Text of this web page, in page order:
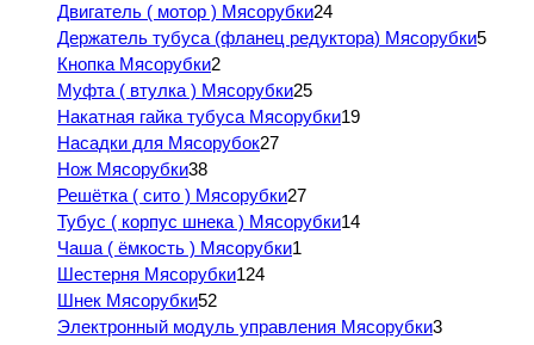
Двигатель ( мотор ) Мясорубки24
Держатель тубуса (фланец редуктора) Мясорубки5
Кнопка Мясорубки2
Муфта ( втулка ) Мясорубки25
Накатная гайка тубуса Мясорубки19
Насадки для Мясорубок27
Нож Мясорубки38
Решётка ( сито ) Мясорубки27
Тубус ( корпус шнека ) Мясорубки14
Чаша ( ёмкость ) Мясорубки1
Шестерня Мясорубки124
Шнек Мясорубки52
Электронный модуль управления Мясорубки3